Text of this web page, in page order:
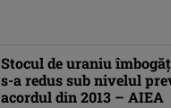
Stocul de uraniu
s-a redus sub nivelul
acordul din 2013 – AIEA